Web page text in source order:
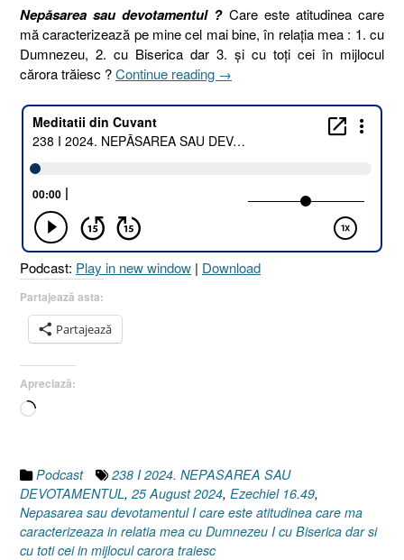
Nepăsarea sau devotamentul ?Care este atitudinea care
mă caracterizează pe mine cel mai bine, în relația mea : 1. cu
Dumnezeu, 2. cu Biserica dar 3. și cu toți cei în mijlocul
cărora trăiesc ?Continue reading „238
2024.
NEPĂSAREA
SAU
August
2024”
→
Podcast: Play in new window | Download
Partajează asta:
Partajează
Apreciază:
Încarc...
Podcast
238 I 2024. NEPASAREA SAU
DEVOTAMENTUL, 25 August 2024, Ezechiel 16.49,
Nepasarea sau devotamentul I care este atitudinea care ma
caracterizeaza in relatia mea cu Dumnezeu I cu Biserica dar si
cu toti cei in mijlocul carora traiesc